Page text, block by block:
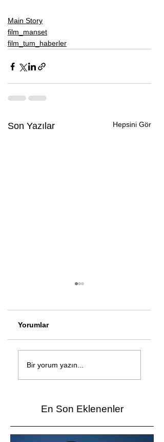
Main Story
film_manset
film_tum_haberler
Son Yazılar Hepsini Gör
Çağan Şengül'den
yeni şarkı: Bir Ev
Yorumlar
Bir yorum yazın...
En Son Eklenenler